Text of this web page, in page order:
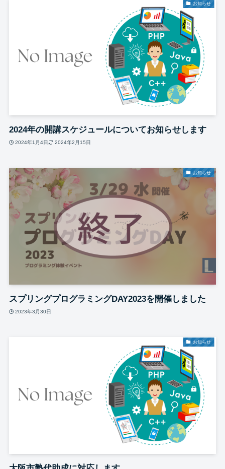
お知らせ
2024年の開講スケジュールについてお知らせします
2024年1月4日 2024年2月15日
お知らせ
スプリングプログラミングDAY2023を開催しました
2023年3月30日
お知らせ